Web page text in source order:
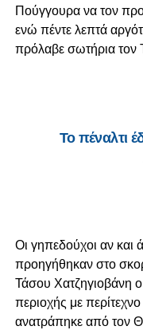
Πούγγουρα να τον
ενώ πέντε λεπτά
πρόλαβε σωτήρια τον
Το πέναλτι
Οι γηπεδούχοι αν και
προηγήθηκαν στο
Τάσου Χατζηγιοβάνη
περιοχής με
ανατράπηκε από τον